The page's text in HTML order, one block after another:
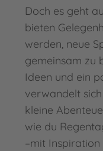
Doch es geht
bieten
werden, neue
gemeinsam zu
Ideen und ein
verwandelt
kleine
wie du
–mit Inspiration